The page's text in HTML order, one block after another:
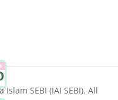
SEBI (IAI SEBI). All